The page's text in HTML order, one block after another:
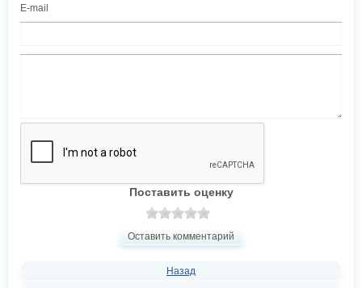
E-mail
Поставить оценку
Оставить комментарий
Назад